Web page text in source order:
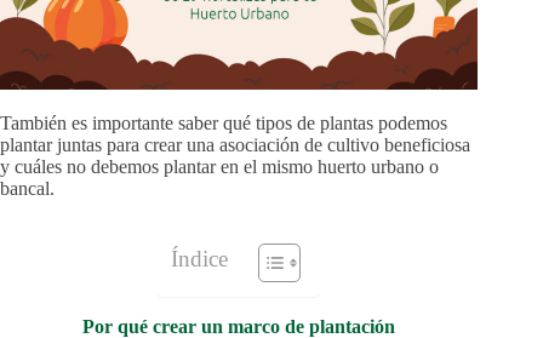
También es importante saber qué tipos de plantas podemos
plantar juntas para crear una asociación de cultivo beneficiosa
y cuáles no debemos plantar en el mismo huerto urbano o
bancal.
Índice
Por qué crear un marco de plantación